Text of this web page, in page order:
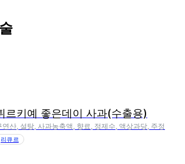
르키예 좋은데이 사과(수출용)
연산, 설탕, 사과농축액, 향료, 정제수, 액상과당, 주정
리큐르